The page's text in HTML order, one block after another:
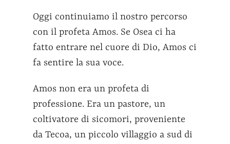
Oggi continuiamo il nostro percorso
con il profeta Amos. Se Osea ci ha
fatto entrare nel cuore di Dio, Amos ci
fa sentire la sua voce.
Amos non era un profeta di
professione. Era un pastore, un
coltivatore di sicomori, proveniente
da Tecoa, un piccolo villaggio a sud di